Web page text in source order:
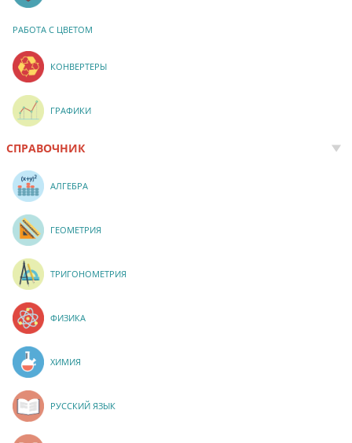
РАБОТА С ЦВЕТОМ
КОНВЕРТЕРЫ
ГРАФИКИ
СПРАВОЧНИК
АЛГЕБРА
ГЕОМЕТРИЯ
ТРИГОНОМЕТРИЯ
ФИЗИКА
ХИМИЯ
РУССКИЙ ЯЗЫК